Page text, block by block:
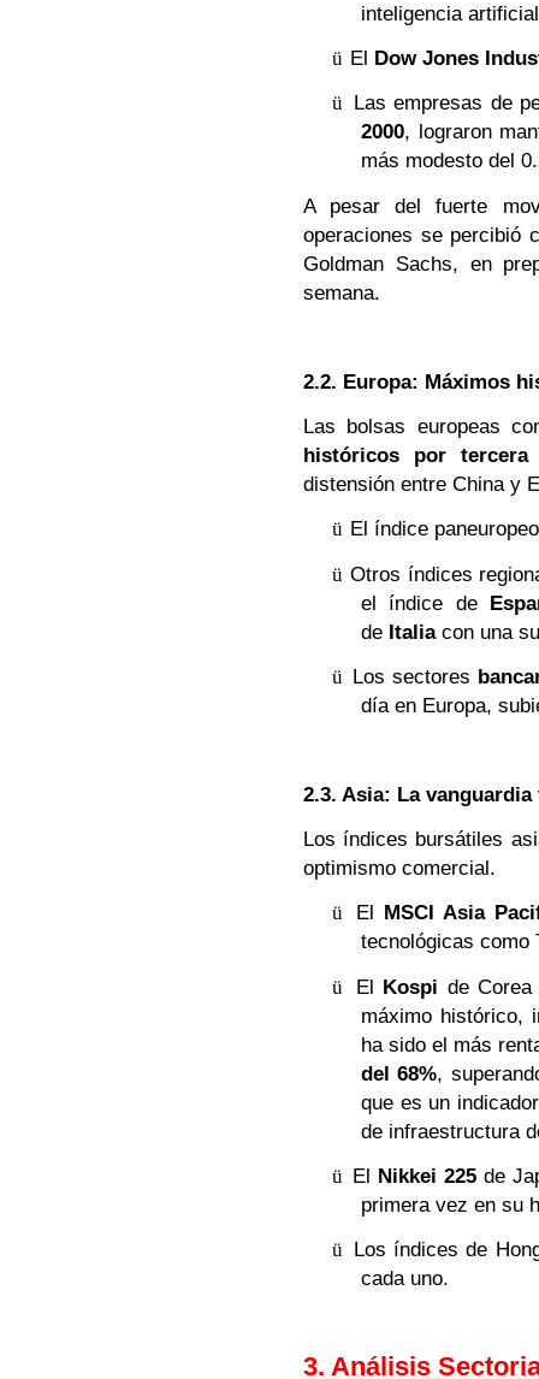
inteligencia
ü El Dow Jones
ü Las empresas de
2000, lograron
más modesto del
A pesar del fuerte
operaciones se percibió
Goldman Sachs, en
semana.
2.2. Europa: Máximos
Las bolsas europeas
históricos por tercera
distensión entre China y
ü El índice
ü Otros índices
el índice de
de Italiacon una
ü Los sectores
día en Europa,
2.3. Asia: La
Los índices bursátiles
optimismo comercial.
ü
El MSCI Asia
tecnológicas como
ü
El Kospi de
máximo histórico,
ha sido el más
del 68%,
que es un
de infraestructura
ü El Nikkei 225de
primera vez en su
ü Los índices de
cada uno.
3. Análisis